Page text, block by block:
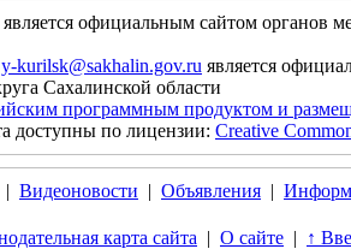
является официальным сайтом органов
y-kurilsk@sakhalin.gov.ru является
Сахалинской области
программным продуктом и
доступны по лицензии: Creative
| Видеоновости | Объявления |
карта сайта | О сайте | ↑